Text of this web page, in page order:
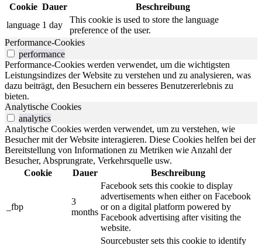
Cookie Dauer
Beschreibung
language 1 day
This cookie is used to store the language
preference of the user.
Performance-Cookies
performance
Performance-Cookies werden verwendet, um die wichtigsten
Leistungsindizes der Website zu verstehen und zu analysieren, was
dazu beiträgt, den Besuchern ein besseres Benutzererlebnis zu
bieten.
Analytische Cookies
analytics
Analytische Cookies werden verwendet, um zu verstehen, wie
Besucher mit der Website interagieren. Diese Cookies helfen bei der
Bereitstellung von Informationen zu Metriken wie Anzahl der
Besucher, Absprungrate, Verkehrsquelle usw.
Cookie
Dauer Beschreibung
_fbp
3
months
Facebook sets this cookie to display
advertisements when either on Facebook
or on a digital platform powered by
Facebook advertising after visiting the
website.
Sourcebuster sets this cookie to identify